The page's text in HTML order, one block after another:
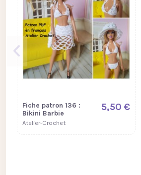
Fiche patron 136 :
Bikini Barbie
Atelier-Crochet
5,50 €